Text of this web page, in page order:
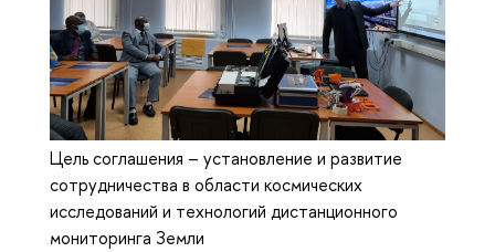
Цель соглашения – установление и развитие
сотрудничества в области космических
исследований и технологий дистанционного
мониторинга Земли